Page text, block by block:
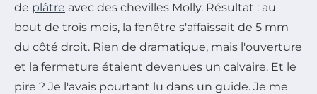
de plâtre avec des chevilles Molly. Résultat : au
bout de trois mois, la fenêtre s'affaissait de 5 mm
du côté droit. Rien de dramatique, mais l'ouverture
et la fermeture étaient devenues un calvaire. Et le
pire ? Je l'avais pourtant lu dans un guide. Je me